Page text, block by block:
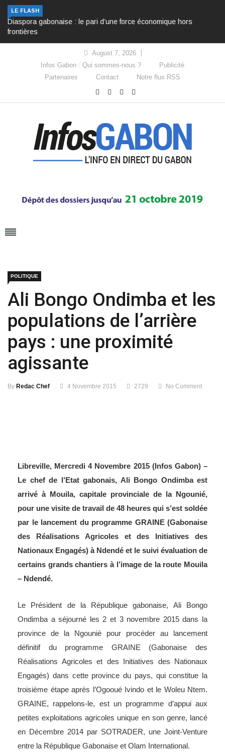
LE FLASH
Diaspora gabonaise : le pari d’une force économique hors
frontières
August 7, 2026
Infos Gabon : Qui sommes-nous ?
Publicité
Partenaires
Contact Notre flux RSS
POLITIQUE
Ali Bongo Ondimba et les
populations de l’arrière
pays : une proximité
agissante
By Redac Chef 4 Novembre 2015 2729 No Comment
Libreville, Mercredi 4 Novembre 2015 (Infos Gabon) –
Le chef de l’Etat gabonais, Ali Bongo Ondimba est
arrivé à Mouila, capitale provinciale de la Ngounié,
pour une visite de travail de 48 heures qui s’est soldée
par le lancement du programme GRAINE (Gabonaise
des Réalisations Agricoles et des Initiatives des
Nationaux Engagés) à Ndendé et le suivi évaluation de
certains grands chantiers à l’image de la route Mouila
– Ndendé.
Le Président de la République gabonaise, Ali Bongo
Ondimba a séjourné les 2 et 3 novembre 2015 dans la
province de la Ngounié pour procéder au lancement
définitif du programme GRAINE (Gabonaise des
Réalisations Agricoles et des Initiatives des Nationaux
Engagés) dans cette province du pays, qui constitue la
troisième étape après l’Ogooué Ivindo et le Woleu Ntem.
GRAINE, rappelons-le, est un programme d’appui aux
petites exploitations agricoles unique en son genre, lancé
en Décembre 2014 par SOTRADER, une Joint-Venture
entre la République Gabonaise et Olam International.